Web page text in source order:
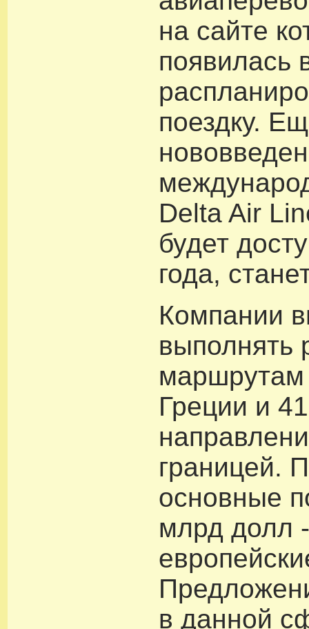
на сайте
появилась
поездку.
Delta Air
будет
года,
Компании
выполнять
маршрутам
Греции и 41
границей.
основные
млрд долл
в данной